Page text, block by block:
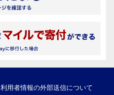
利用者情報の外部送信について